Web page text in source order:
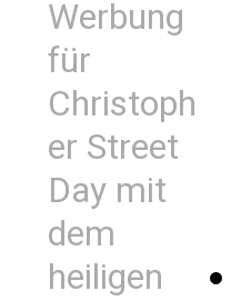
Werbung
für
Christoph
er Street
Day mit
dem
heiligen